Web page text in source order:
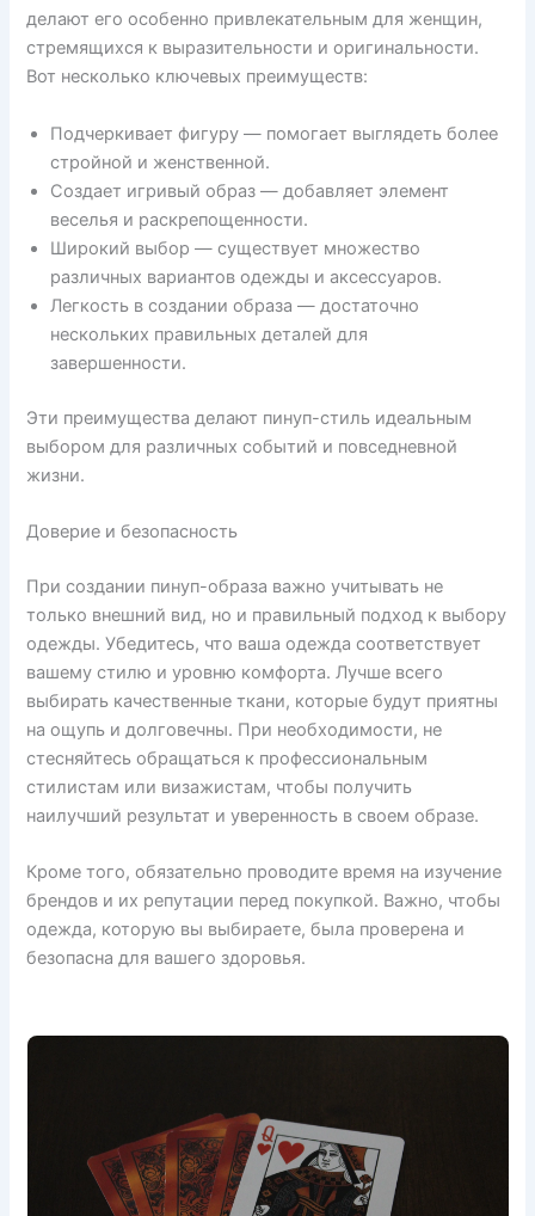
делают его особенно привлекательным для женщин,
стремящихся к выразительности и оригинальности.
Вот несколько ключевых преимуществ:
Подчеркивает фигуру — помогает выглядеть более
стройной и женственной.
Создает игривый образ — добавляет элемент
веселья и раскрепощенности.
Широкий выбор — существует множество
различных вариантов одежды и аксессуаров.
Легкость в создании образа — достаточно
нескольких правильных деталей для
завершенности.
Эти преимущества делают пинуп-стиль идеальным
выбором для различных событий и повседневной
жизни.
Доверие и безопасность
При создании пинуп-образа важно учитывать не
только внешний вид, но и правильный подход к выбору
одежды. Убедитесь, что ваша одежда соответствует
вашему стилю и уровню комфорта. Лучше всего
выбирать качественные ткани, которые будут приятны
на ощупь и долговечны. При необходимости, не
стесняйтесь обращаться к профессиональным
стилистам или визажистам, чтобы получить
наилучший результат и уверенность в своем образе.
Кроме того, обязательно проводите время на изучение
брендов и их репутации перед покупкой. Важно, чтобы
одежда, которую вы выбираете, была проверена и
безопасна для вашего здоровья.